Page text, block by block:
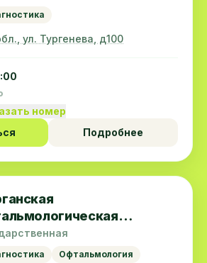
ул. Тургенева, д100
номер
Подробнее
Офтальмология